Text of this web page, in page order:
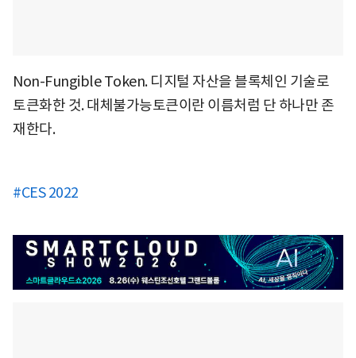
Non-Fungible Token. 디지털 자산을 블록체인 기술로
토큰화한 것. 대체불가능토큰이란 이름처럼 단 하나만 존
재한다.
#CES 2022